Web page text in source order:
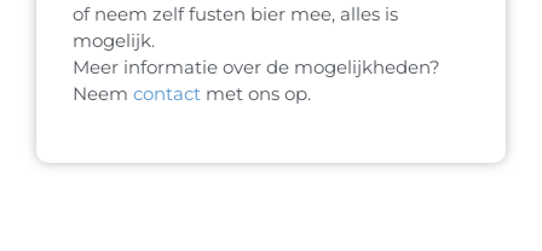
of neem zelf fusten bier mee, alles is
mogelijk.
Meer informatie over de mogelijkheden?
Neem contact met ons op.